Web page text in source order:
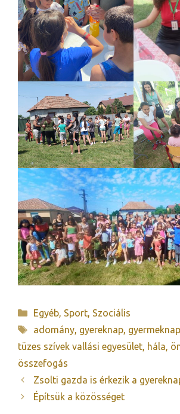
Kategória
Egyéb, Sport, Szociális
Címkék
adomány, gyereknap, gyermeknap
tüzes szívek vallási egyesület, hála,
összefogás
Zsolti gazda is érkezik a
Építsük a közösséget